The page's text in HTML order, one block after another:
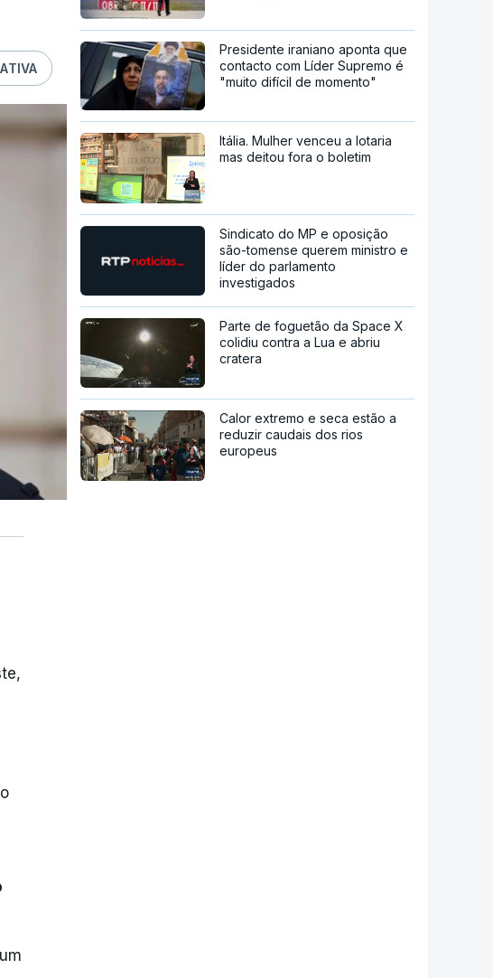
Presidente iraniano aponta que
contacto com Líder Supremo é
"muito difícil de momento"
Itália. Mulher venceu a lotaria
mas deitou fora o boletim
Sindicato do MP e oposição
são-tomense querem ministro e
líder do parlamento
investigados
Parte de foguetão da Space X
colidiu contra a Lua e abriu
cratera
Calor extremo e seca estão a
reduzir caudais dos rios
europeus